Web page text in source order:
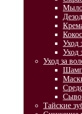
Уход
Уход
Уход за
Тайские